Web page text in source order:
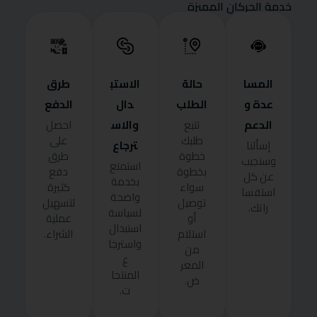
خدمة الحركان المميزة
المسا
عدة و
الدعم
إسألنا
وسنجيب
عن كل
استفسا
راتك.
حالة
الطلب
تتبع
طلبك
خطوة
بخطوة
سواء
توصيل
أو
استلام
من
المعر
ض.
الاستب
دال
والاس
ترجاع
استمتع
بخدمة
واضحة
لسياسة
استبدال
واسترجا
ع
المنتجا
ت.
طرق
الدفع
احصل
على
طرق
دفع
كثيرة
لتسهيل
عملية
الشراء.